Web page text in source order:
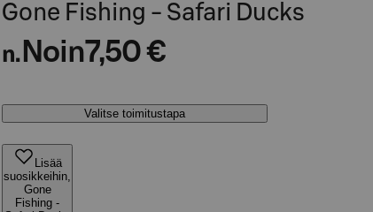
Gone Fishing - Safari Ducks
n. Noin7,50 €
Valitse toimitustapa
Lisää
suosikkeihin,
Gone
Fishing -